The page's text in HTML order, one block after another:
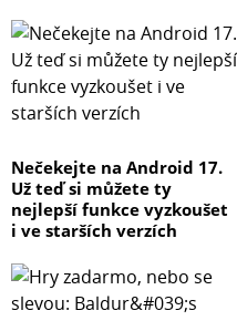
Nečekejte na Android 17.
Už teď si můžete ty
nejlepší funkce vyzkoušet
i ve starších verzích